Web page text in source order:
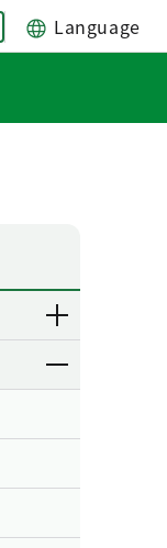
Language